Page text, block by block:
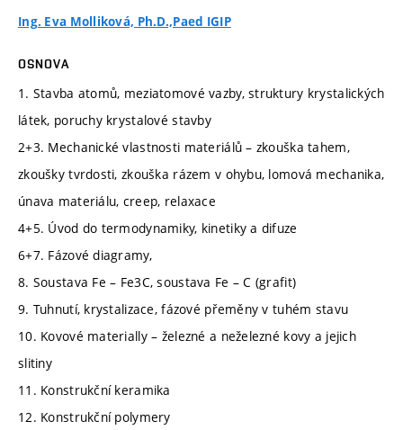
Ing. Eva Molliková, Ph.D.,Paed IGIP
OSNOVA
1. Stavba atomů, meziatomové vazby, struktury krystalických
látek, poruchy krystalové stavby
2+3. Mechanické vlastnosti materiálů – zkouška tahem,
zkoušky tvrdosti, zkouška rázem v ohybu, lomová mechanika,
únava materiálu, creep, relaxace
4+5. Úvod do termodynamiky, kinetiky a difuze
6+7. Fázové diagramy,
8. Soustava Fe – Fe3C, soustava Fe – C (grafit)
9. Tuhnutí, krystalizace, fázové přeměny v tuhém stavu
10. Kovové materially – železné a neželezné kovy a jejich
slitiny
11. Konstrukční keramika
12. Konstrukční polymery